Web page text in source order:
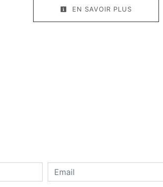
EN SAVOIR PLUS